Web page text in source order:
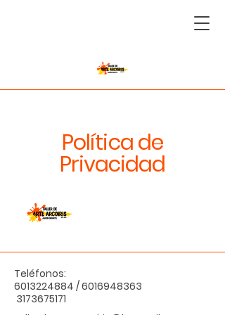
Política de
Privacidad
Teléfonos:
6013224884 /6016948363
3173675171